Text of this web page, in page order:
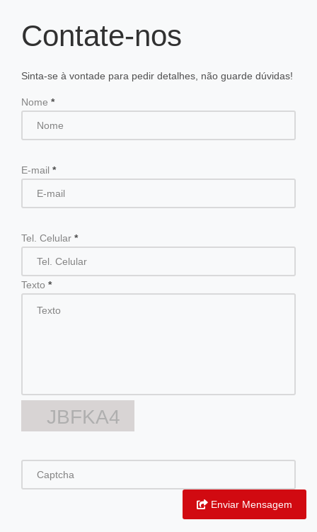
Contate-nos
Sinta-se à vontade para pedir detalhes, não guarde dúvidas!
Nome *
E-mail *
Tel. Celular *
Texto *
JBFKA4
Enviar Mensagem